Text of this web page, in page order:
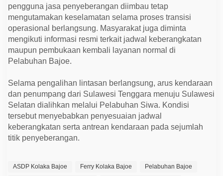
pengguna jasa penyeberangan diimbau tetap
mengutamakan keselamatan selama proses transisi
operasional berlangsung. Masyarakat juga diminta
mengikuti informasi resmi terkait jadwal keberangkatan
maupun pembukaan kembali layanan normal di
Pelabuhan Bajoe.
Selama pengalihan lintasan berlangsung, arus kendaraan
dan penumpang dari Sulawesi Tenggara menuju Sulawesi
Selatan dialihkan melalui Pelabuhan Siwa. Kondisi
tersebut menyebabkan penyesuaian jadwal
keberangkatan serta antrean kendaraan pada sejumlah
titik penyeberangan.
ASDP Kolaka Bajoe Ferry Kolaka Bajoe
Pelabuhan Bajoe